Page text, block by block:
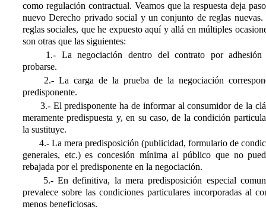
como regulación contractual. Veamos que la respuesta deja
nuevo Derecho privado social y un conjunto de reglas nuevas.
reglas sociales, que he expuesto aquí y allá en múltiples
son otras que las siguientes:
1.- La negociación dentro del contrato por adhesión
probarse.
2.- La carga de la prueba de la negociación
predisponente.
3.- El predisponente ha de informar al consumidor de la
meramente predispuesta y, en su caso, de la condición
la sustituye.
4.- La mera predisposición (publicidad, formulario de
generales, etc.) es concesión mínima al público que no
rebajada por el predisponente en la negociación.
5.- En definitiva, la mera predisposición especial
prevalece sobre las condiciones particulares incorporadas al
menos beneficiosas.